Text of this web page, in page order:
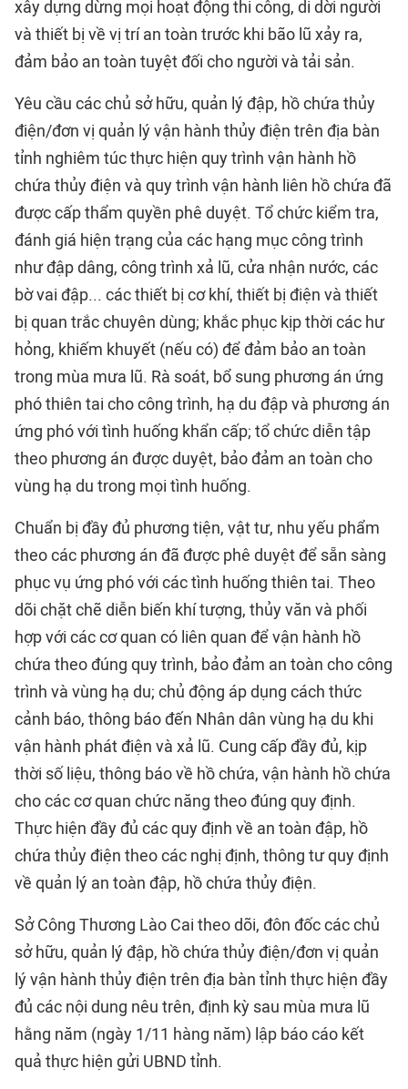
xây dựng dừng mọi hoạt động thi công, di dời người
và thiết bị về vị trí an toàn trước khi bão lũ xảy ra,
đảm bảo an toàn tuyệt đối cho người và tải sản.
Yêu cầu các chủ sở hữu, quản lý đập, hồ chứa thủy
điện/đơn vị quản lý vận hành thủy điện trên địa bàn
tỉnh nghiêm túc thực hiện quy trình vận hành hồ
chứa thủy điện và quy trình vận hành liên hồ chứa đã
được cấp thẩm quyền phê duyệt. Tổ chức kiểm tra,
đánh giá hiện trạng của các hạng mục công trình
như đập dâng, công trình xả lũ, cửa nhận nước, các
bờ vai đập... các thiết bị cơ khí, thiết bị điện và thiết
bị quan trắc chuyên dùng; khắc phục kịp thời các hư
hỏng, khiếm khuyết (nếu có) để đảm bảo an toàn
trong mùa mưa lũ. Rà soát, bổ sung phương án ứng
phó thiên tai cho công trình, hạ du đập và phương án
ứng phó với tình huống khẩn cấp; tổ chức diễn tập
theo phương án được duyệt, bảo đảm an toàn cho
vùng hạ du trong mọi tình huống.
Chuẩn bị đầy đủ phương tiện, vật tư, nhu yếu phẩm
theo các phương án đã được phê duyệt để sẵn sàng
phục vụ ứng phó với các tình huống thiên tai. Theo
dõi chặt chẽ diễn biến khí tượng, thủy văn và phối
hợp với các cơ quan có liên quan để vận hành hồ
chứa theo đúng quy trình, bảo đảm an toàn cho công
trình và vùng hạ du; chủ động áp dụng cách thức
cảnh báo, thông báo đến Nhân dân vùng hạ du khi
vận hành phát điện và xả lũ. Cung cấp đầy đủ, kịp
thời số liệu, thông báo về hồ chứa, vận hành hồ chứa
cho các cơ quan chức năng theo đúng quy định.
Thực hiện đầy đủ các quy định về an toàn đập, hồ
chứa thủy điện theo các nghị định, thông tư quy định
về quản lý an toàn đập, hồ chứa thủy điện.
Sở Công Thương Lào Cai theo dõi, đôn đốc các chủ
sở hữu, quản lý đập, hồ chứa thủy điện/đơn vị quản
lý vận hành thủy điện trên địa bàn tỉnh thực hiện đầy
đủ các nội dung nêu trên, định kỳ sau mùa mưa lũ
hằng năm (ngày 1/11 hàng năm) lập báo cáo kết
quả thực hiện gửi UBND tỉnh.